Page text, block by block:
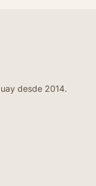
desde 2014.